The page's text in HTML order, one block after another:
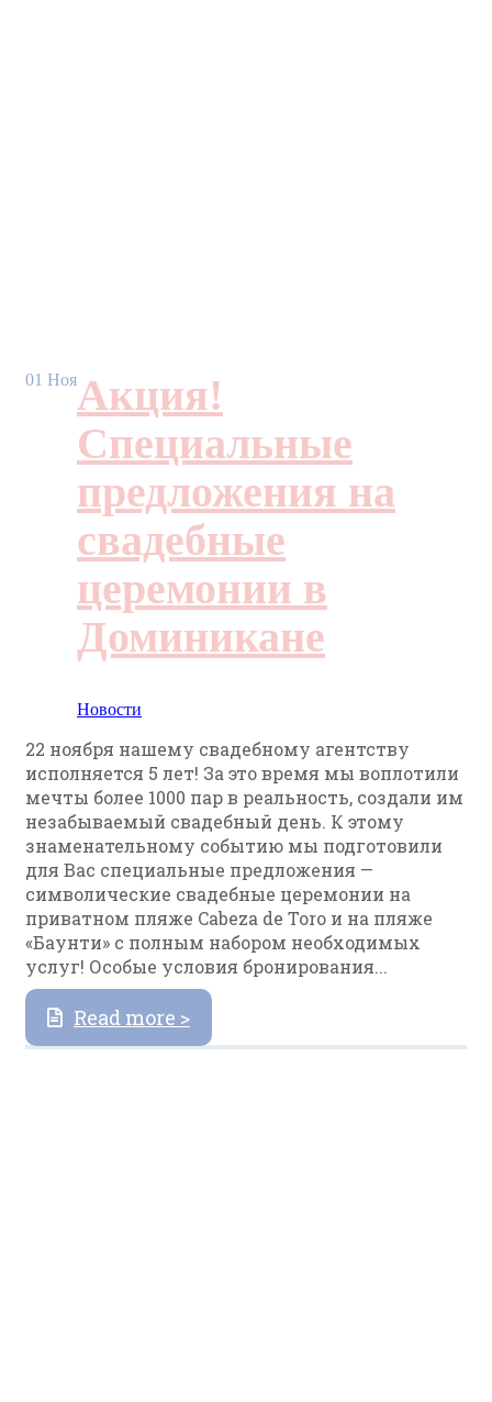
01 НояАкция!
Специальные
предложения на
свадебные
церемонии в
Доминикане
Новости
22 ноября нашему свадебному агентству
исполняется 5 лет! За это время мы воплотили
мечты более 1000 пар в реальность, создали им
незабываемый свадебный день. К этому
знаменательному событию мы подготовили
для Вас специальные предложения —
символические свадебные церемонии на
приватном пляже Cabeza de Toro и на пляже
«Баунти» с полным набором необходимых
услуг! Особые условия бронирования...
Read more >